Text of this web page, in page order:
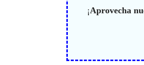
¡Aprovecha